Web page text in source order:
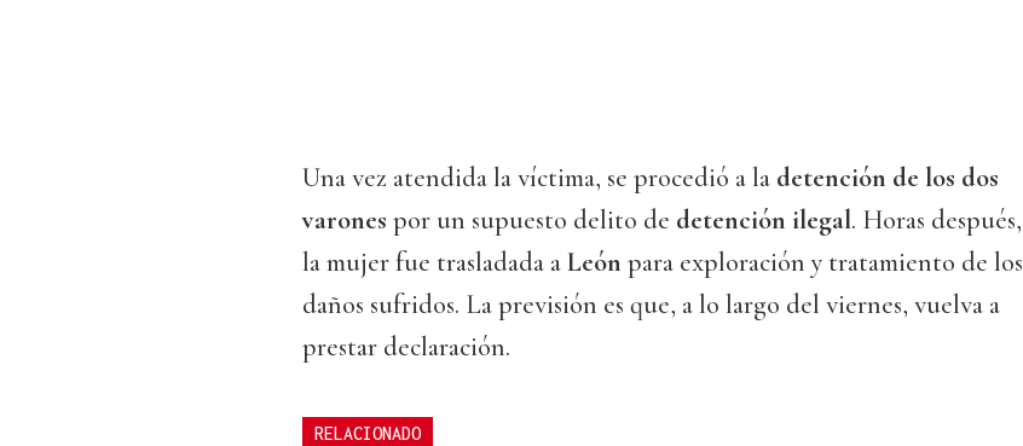
Una vez atendida la víctima, se procedió a la detención de los dos
varones por un supuesto delito de detención ilegal. Horas después,
la mujer fue trasladada aLeón para exploración y tratamiento de los
daños sufridos. La previsión es que, a lo largo del viernes, vuelva a
prestar declaración.
RELACIONADO